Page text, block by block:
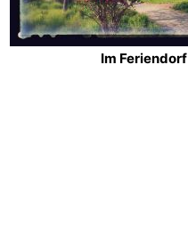
Im Feriendorf